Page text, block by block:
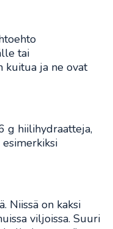
tai
kuitua ja ne ovat
g hiilihydraatteja,
Niissä on kaksi
viljoissa. Suuri